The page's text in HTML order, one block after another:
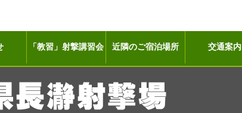
「教習」射撃講習会 近隣のご宿泊場所 交通案内